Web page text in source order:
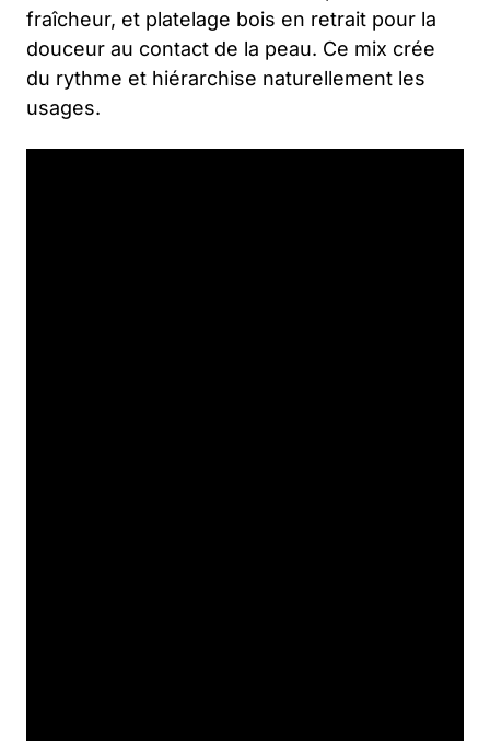
fraîcheur, et platelage bois en retrait pour la
douceur au contact de la peau. Ce mix crée
du rythme et hiérarchise naturellement les
usages.